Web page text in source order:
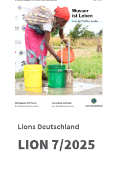
Lions Deutschland
LION 7/2025